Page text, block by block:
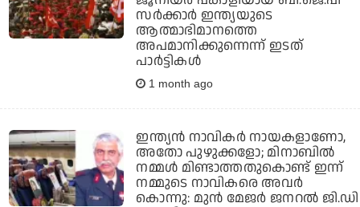
സര്‍ക്കാര്‍ ഇന്ത്യയുടെ
ആത്മാഭിമാനത്തെ
അപമാനിക്കുന്നെന്ന് ഇടത്
പാര്‍ട്ടികള്‍
1 month ago
ഇന്ത്യന്‍ നാവികര്‍ നായകളാണോ,
അതോ പുഴുക്കളോ; മിനാബില്‍
നമ്മള്‍ മിണ്ടാത്തതുകൊണ്ട് ഇന്ന്
നമ്മുടെ നാവികരെ അവര്‍
കൊന്നു: മുന്‍ മേജര്‍ ജനറല്‍ ജി.ഡി